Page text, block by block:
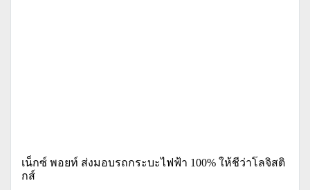
เน็กซ์ พอยท์ ส่งมอบรถกระบะไฟฟ้า 100% ให้ชีว่าโลจิสติ
กส์